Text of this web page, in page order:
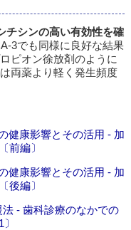
チシンの高い有効性を確
3でも同様に良好な結果
ピオン徐放剤のように
両薬より軽く発生頻度
健康影響とその活用 - 加
前編〕
健康影響とその活用 - 加
後編〕
- 歯科診療のなかでの